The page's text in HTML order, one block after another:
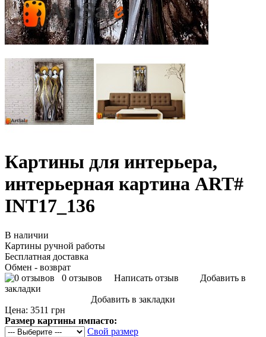
Картины для интерьера,
интерьерная картина ART#
INT17_136
В наличии
Картины ручной работы
Бесплатная доставка
Обмен - возврат
0 отзывов
Написать отзыв
Добавить в
закладки
Добавить в закладки
Цена: 3511 грн
Размер картины импасто:
Свой размер